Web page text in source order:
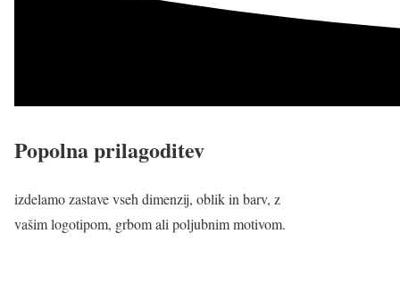
Popolna prilagoditev
izdelamo zastave vseh dimenzij, oblik in barv, z
vašim logotipom, grbom ali poljubnim motivom.